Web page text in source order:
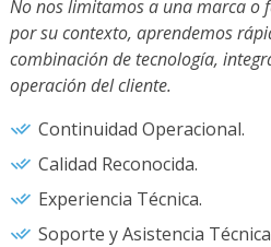
No nos limitamos a una marca o
por su contexto, aprendemos
combinación de tecnología,
operación del cliente.
Continuidad Operacional.
Calidad Reconocida.
Experiencia Técnica.
Soporte y Asistencia